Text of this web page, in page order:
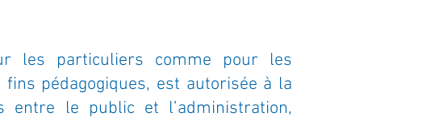
les particuliers comme pour les
pédagogiques, est autorisée à la
entre le public et l’administration,